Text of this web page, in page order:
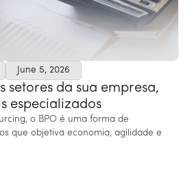
June 5, 2026
setores da sua empresa,
especializados
o BPO é uma forma de
que objetiva economia, agilidade e